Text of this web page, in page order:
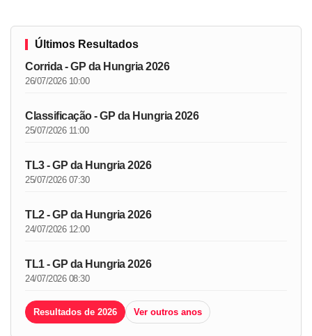
Últimos Resultados
Corrida - GP da Hungria 2026
26/07/2026 10:00
Classificação - GP da Hungria 2026
25/07/2026 11:00
TL3 - GP da Hungria 2026
25/07/2026 07:30
TL2 - GP da Hungria 2026
24/07/2026 12:00
TL1 - GP da Hungria 2026
24/07/2026 08:30
Resultados de 2026 Ver outros anos